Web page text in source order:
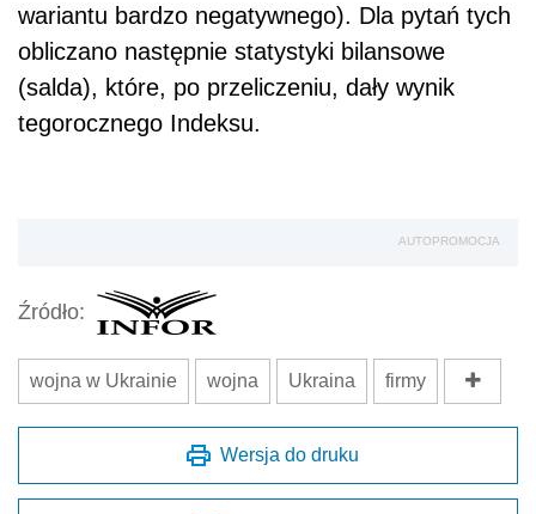
wariantu bardzo negatywnego). Dla pytań tych
obliczano następnie statystyki bilansowe
(salda), które, po przeliczeniu, dały wynik
tegorocznego Indeksu.
AUTOPROMOCJA
Źródło:
wojna w Ukrainie wojna Ukraina firmy
Wersja do druku